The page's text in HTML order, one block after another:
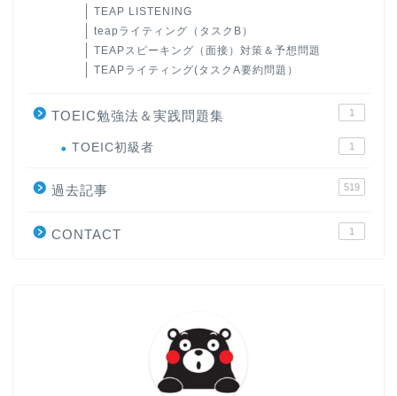
TEAP LISTENING
teapライティング（タスクB）
TEAPスピーキング（面接）対策＆予想問題
TEAPライティング(タスクA要約問題）
TOEIC勉強法＆実践問題集 1
TOEIC初級者 1
過去記事 519
CONTACT 1
大学入試英語対策講座
英語名言・格言・カッコい